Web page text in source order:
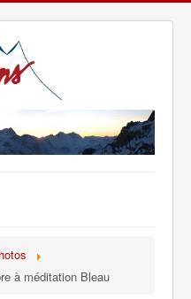
à méditation Bleau